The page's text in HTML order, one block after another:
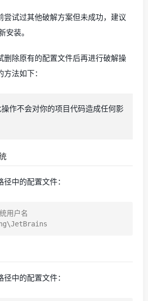
尝试过其他破解方案但未成功，建议
安装。
删除原有的配置文件后再进行破解操
法如下：
作不会对你的项目代码造成任何影
中的配置文件：
用户名
中的配置文件：